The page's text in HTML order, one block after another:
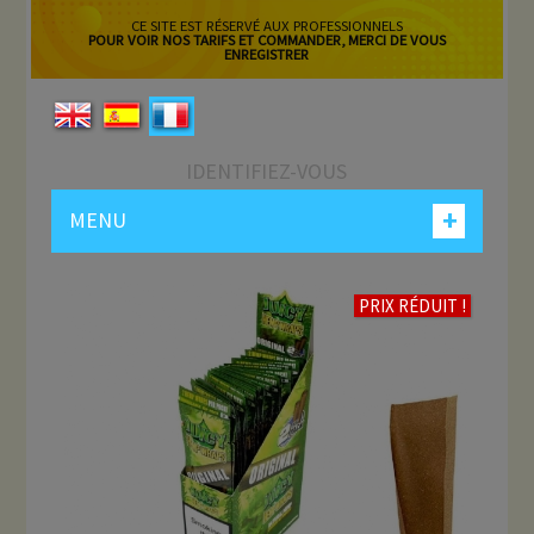
CE SITE EST RÉSERVÉ AUX PROFESSIONNELS
POUR VOIR NOS TARIFS ET COMMANDER, MERCI DE VOUS
ENREGISTRER
IDENTIFIEZ-VOUS
+
MENU
PRIX RÉDUIT !